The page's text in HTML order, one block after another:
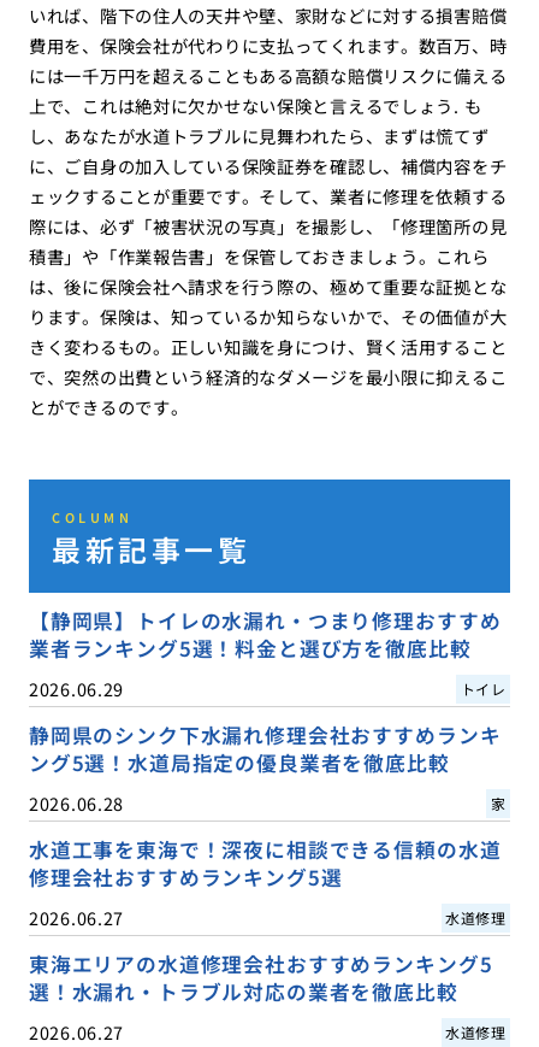
いれば、階下の住人の天井や壁、家財などに対する損害賠償
費用を、保険会社が代わりに支払ってくれます。数百万、時
には一千万円を超えることもある高額な賠償リスクに備える
上で、これは絶対に欠かせない保険と言えるでしょう. も
し、あなたが水道トラブルに見舞われたら、まずは慌てず
に、ご自身の加入している保険証券を確認し、補償内容をチ
ェックすることが重要です。そして、業者に修理を依頼する
際には、必ず「被害状況の写真」を撮影し、「修理箇所の見
積書」や「作業報告書」を保管しておきましょう。これら
は、後に保険会社へ請求を行う際の、極めて重要な証拠とな
ります。保険は、知っているか知らないかで、その価値が大
きく変わるもの。正しい知識を身につけ、賢く活用すること
で、突然の出費という経済的なダメージを最小限に抑えるこ
とができるのです。
COLUMN
最新記事一覧
【静岡県】トイレの水漏れ・つまり修理おすすめ
業者ランキング5選！料金と選び方を徹底比較
2026.06.29 トイレ
静岡県のシンク下水漏れ修理会社おすすめランキ
ング5選！水道局指定の優良業者を徹底比較
2026.06.28 家
水道工事を東海で！深夜に相談できる信頼の水道
修理会社おすすめランキング5選
2026.06.27 水道修理
東海エリアの水道修理会社おすすめランキング5
選！水漏れ・トラブル対応の業者を徹底比較
2026.06.27 水道修理